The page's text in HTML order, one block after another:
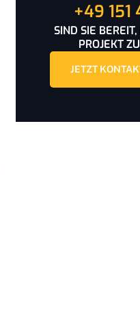
+49 151
SIND SIE
PROJEKT
JETZT